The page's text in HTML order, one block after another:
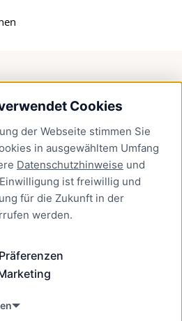
Cookies
der Webseite stimmen Sie
in ausgewähltem Umfang
Datenschutzhinweise und
ist freiwillig und
für die Zukunft in der
werden.
Präferenzen